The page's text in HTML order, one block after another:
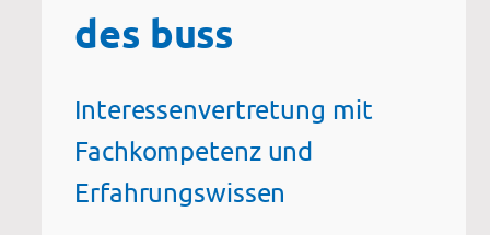
des buss
Interessenvertretung mit
Fachkompetenz und
Erfahrungswissen